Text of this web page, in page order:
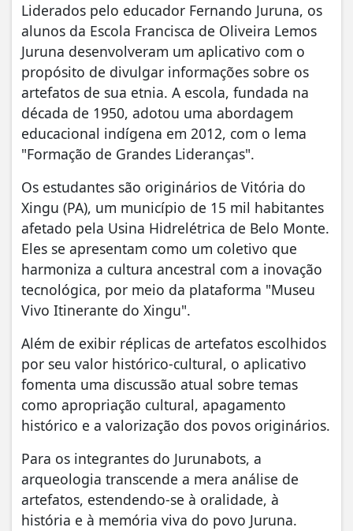
Liderados pelo educador Fernando Juruna, os
alunos da Escola Francisca de Oliveira Lemos
Juruna desenvolveram um aplicativo com o
propósito de divulgar informações sobre os
artefatos de sua etnia. A escola, fundada na
década de 1950, adotou uma abordagem
educacional indígena em 2012, com o lema
"Formação de Grandes Lideranças".
Os estudantes são originários de Vitória do
Xingu (PA), um município de 15 mil habitantes
afetado pela Usina Hidrelétrica de Belo Monte.
Eles se apresentam como um coletivo que
harmoniza a cultura ancestral com a inovação
tecnológica, por meio da plataforma "Museu
Vivo Itinerante do Xingu".
Além de exibir réplicas de artefatos escolhidos
por seu valor histórico-cultural, o aplicativo
fomenta uma discussão atual sobre temas
como apropriação cultural, apagamento
histórico e a valorização dos povos originários.
Para os integrantes do Jurunabots, a
arqueologia transcende a mera análise de
artefatos, estendendo-se à oralidade, à
história e à memória viva do povo Juruna.